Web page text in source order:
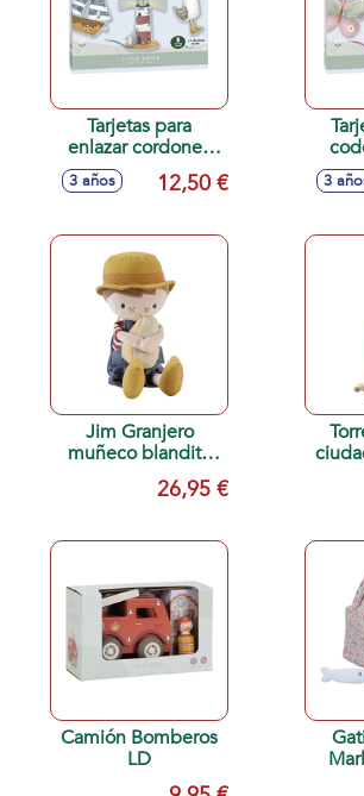
Tarjetas para
enlazar cordones
Sailors
3 años 12,50 € 3
Jim Granjero
muñeco blandito
26,95 €
Camión Bomberos
LD